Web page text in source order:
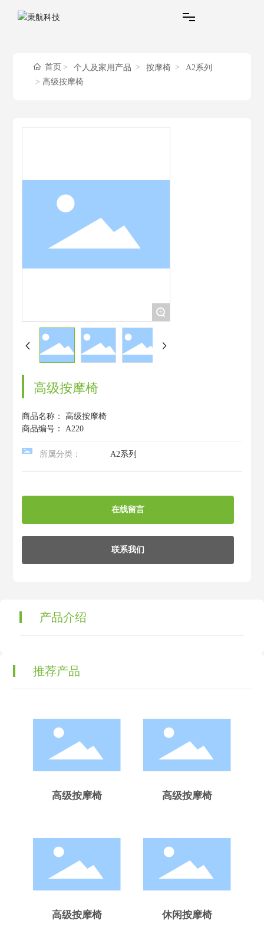
个人及家用产品
首页 个人及家用产品 按摩椅
A2系列
高级按摩椅
+
高级按摩椅
商品名称：
高级按摩椅
商品编号：
A220
所属分类： A2系列
在线留言
联系我们
产品介绍
推荐产品
高级按摩椅 高级按摩椅
高级按摩椅 休闲按摩椅